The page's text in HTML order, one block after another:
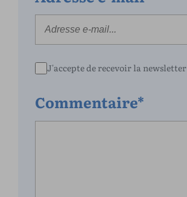
J'accepte de recevoir la newsletter
Commentaire*